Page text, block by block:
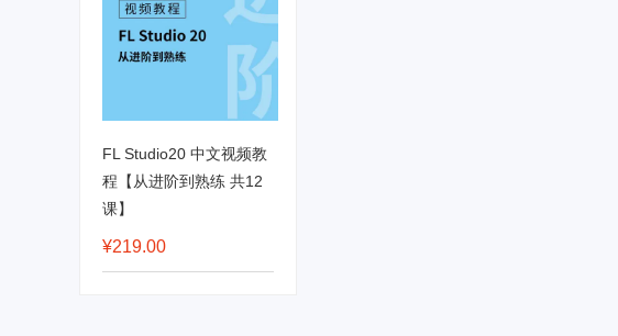
FL Studio20 中文视频教
程【从进阶到熟练 共12
课】
¥219.00